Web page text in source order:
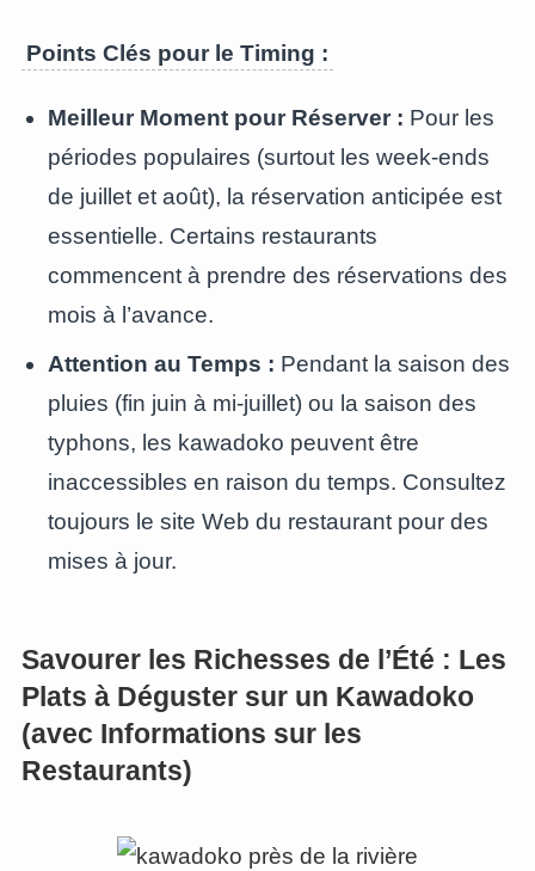
Points Clés pour le Timing :
Meilleur Moment pour Réserver : Pour les
périodes populaires (surtout les week-ends
de juillet et août), la réservation anticipée est
essentielle. Certains restaurants
commencent à prendre des réservations des
mois à l’avance.
Attention au Temps : Pendant la saison des
pluies (fin juin à mi-juillet) ou la saison des
typhons, les kawadoko peuvent être
inaccessibles en raison du temps. Consultez
toujours le site Web du restaurant pour des
mises à jour.
Savourer les Richesses de l’Été : Les
Plats à Déguster sur un Kawadoko
(avec Informations sur les
Restaurants)